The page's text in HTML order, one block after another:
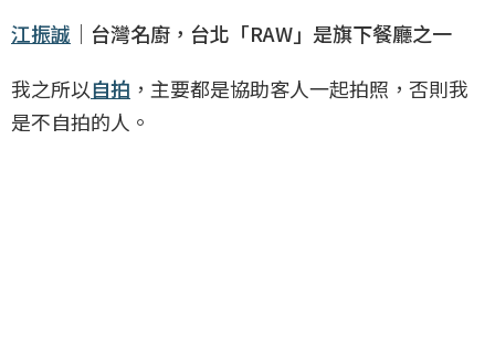
江振誠 ｜台灣名廚，台北「RAW」是旗下餐廳之一
我之所以自拍 ，主要都是協助客人一起拍照，否則我
是不自拍的人。